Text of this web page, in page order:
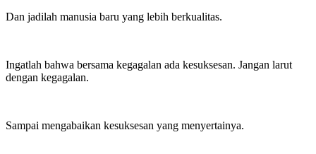
Dan jadilah manusia baru yang lebih berkualitas.
Ingatlah bahwa bersama kegagalan ada kesuksesan. Jangan larut
dengan kegagalan.
Sampai mengabaikan kesuksesan yang menyertainya.